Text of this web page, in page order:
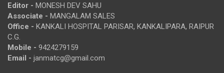
Editor - MONESH DEV SAHU
Associate - MANGALAM SALES
Office - KANKALI HOSPITAL PARISAR, KANKALIPARA, RAIPUR
C.G.
Mobile - 9424279159
Email - janmatcg@gmail.com